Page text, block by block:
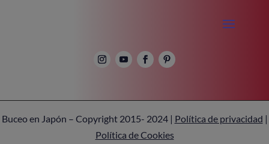
Buceo en Japón – Copyright 2015- 2024 | Política de privacidad |
Política de Cookies